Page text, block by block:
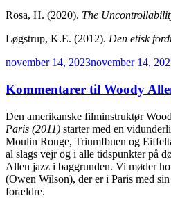
Rosa, H. (2020). The
Løgstrup, K.E. (2012). Den etisk
Udgivet
november 14, 2023november 14,
Kommentarer til Woody
Den amerikanske filminstruktør
Paris (2011) starter med en
Moulin Rouge, Triumfbuen og
al slags vejr og i alle tidspunkter på
Allen jazz i baggrunden. Vi møder
(Owen Wilson), der er i Paris med
forældre.